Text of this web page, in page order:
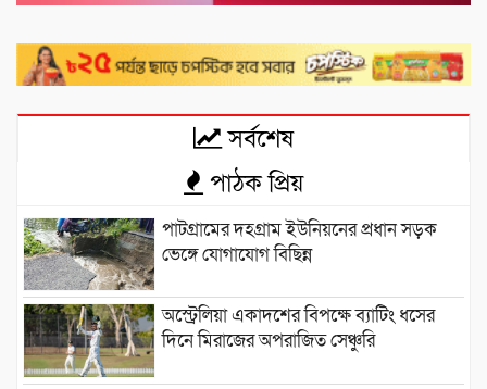
সর্বশেষ
পাঠক প্রিয়
পাটগ্রামের দহগ্রাম ইউনিয়নের প্রধান সড়ক
ভেঙ্গে যোগাযোগ বিছিন্ন
অস্ট্রেলিয়া একাদশের বিপক্ষে ব্যাটিং ধসের
দিনে মিরাজের অপরাজিত সেঞ্চুরি